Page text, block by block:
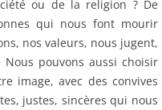
ou de la religion ? De
qui nous font mourir
nos valeurs, nous jugent,
pouvons aussi choisir
image, avec des convives
justes, sincères qui nous